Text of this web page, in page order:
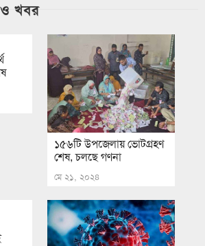
খবর
১৫৬টি উপজেলায় ভোটগ্রহণ
শেষ, চলছে গণনা
মে ২১, ২০২৪